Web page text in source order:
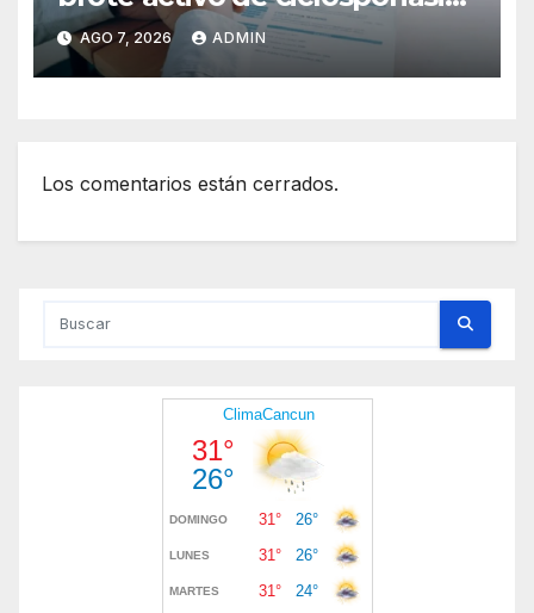
en México y pide tranquilidad
a la población
AGO 7, 2026 ADMIN
Los comentarios están cerrados.